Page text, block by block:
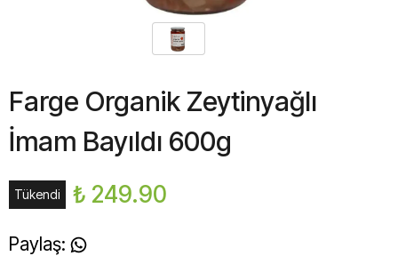
Farge Organik Zeytinyağlı
İmam Bayıldı 600g
Tükendi ₺ 249.90
Paylaş: